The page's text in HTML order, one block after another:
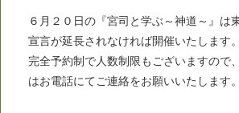
６月２０日の『宮司と学ぶ～神道～』は
宣言が延長されなければ開催いたします。
完全予約制で人数制限もございますので
はお電話にてご連絡をお願いいたします。